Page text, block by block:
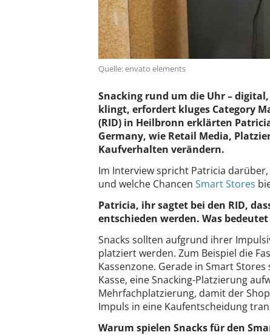
Quelle: envato elements
Snacking rund um die Uhr –
klingt, erfordert kluges Category
(RID) in Heilbronn erklärten
Germany, wie Retail Media,
Kaufverhalten verändern.
Im Interview spricht Patricia
und welche Chancen Smart Stores
Patricia, ihr sagtet bei den RID,
entschieden werden. Was
Snacks sollten aufgrund ihrer
platziert werden. Zum Beispiel die
Kassenzone. Gerade in Smart
Kasse, eine Snacking-Platzierung
Mehrfachplatzierung, damit der
Impuls in eine Kaufentscheidung
Warum spielen Snacks für den